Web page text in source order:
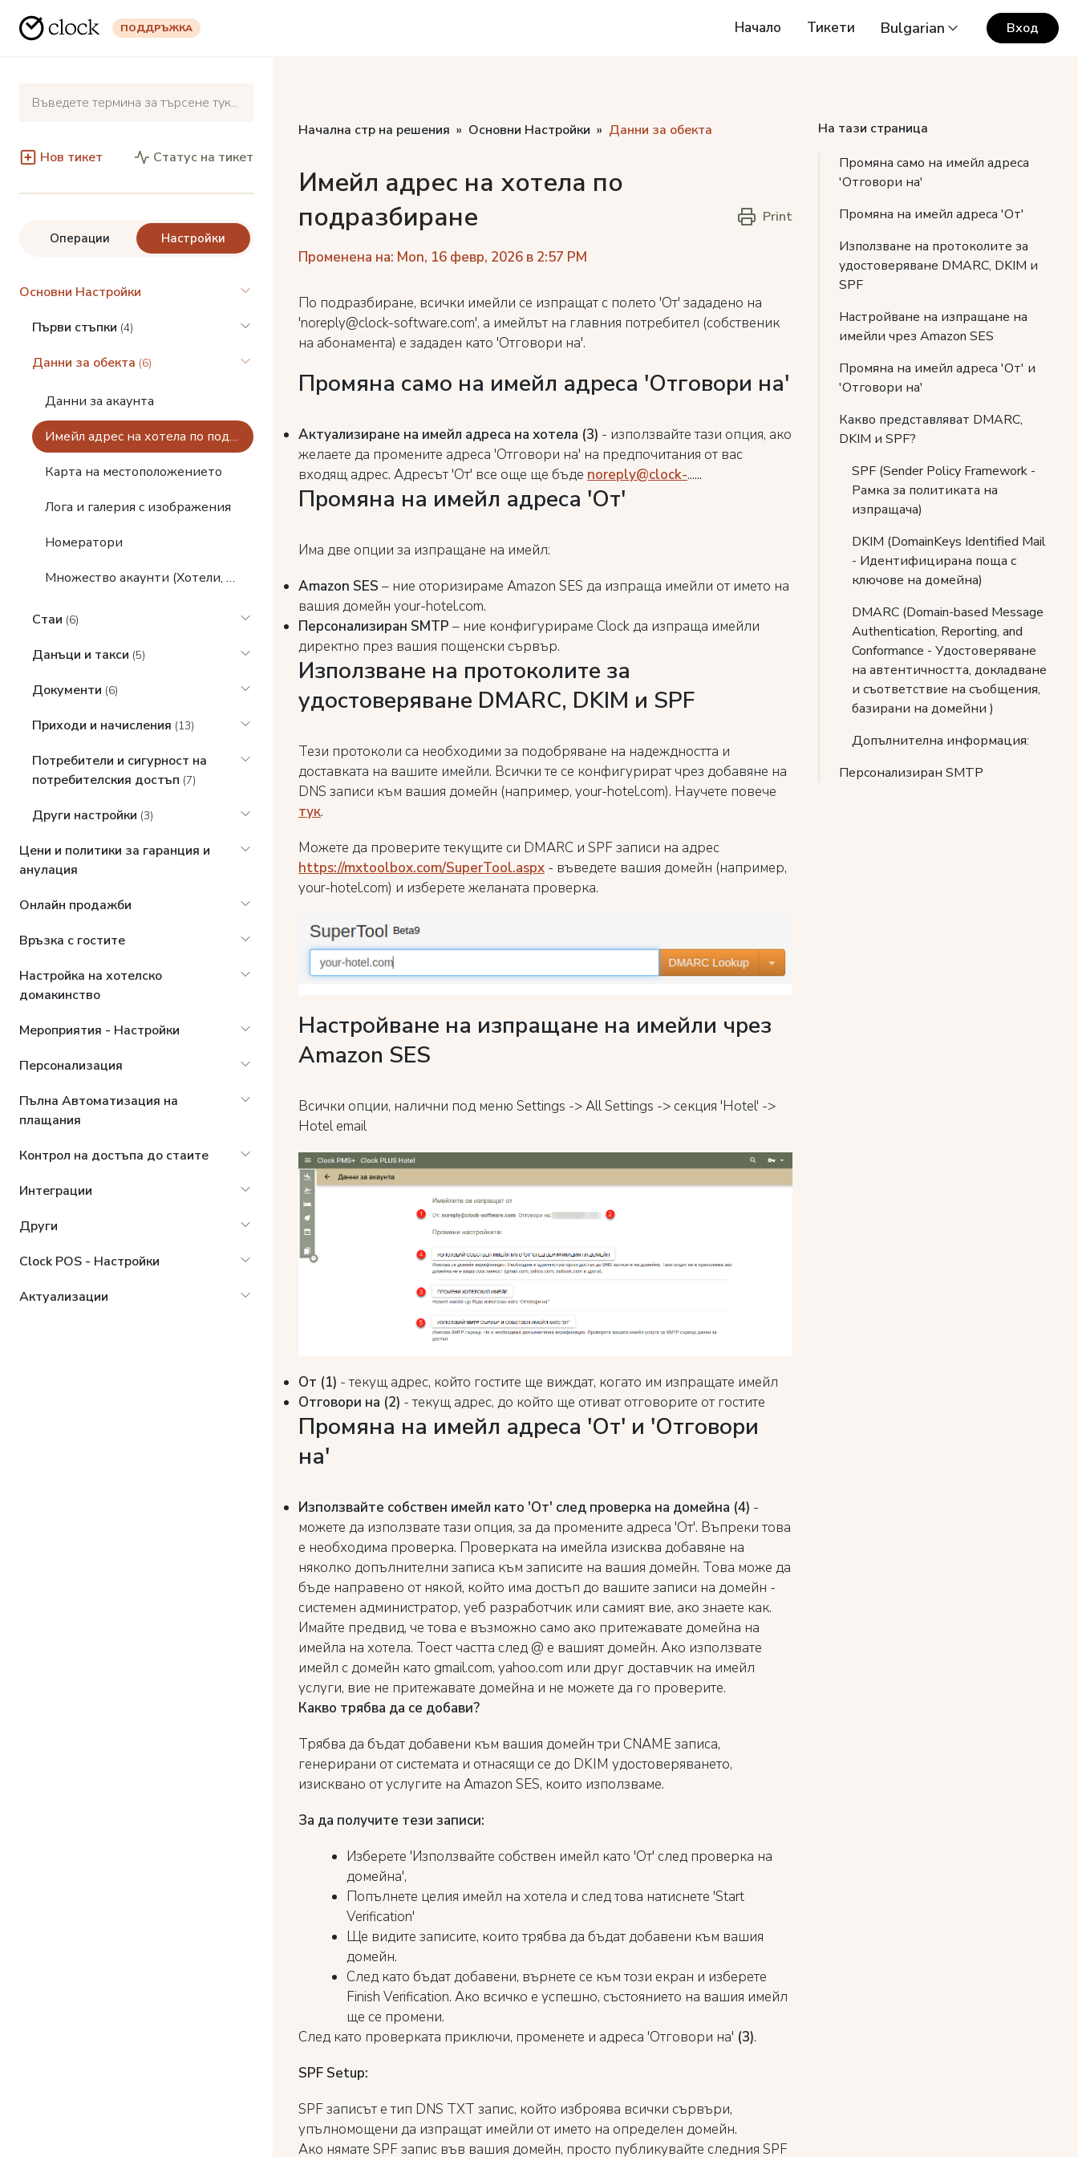
ПОДДРЪЖКА Начало Тикети Bulgarian Вход
Нов тикет Статус на тикет
Операции Настройки
Основни Настройки
Първи стъпки (4)
Данни за обекта (6)
Данни за акаунта
Имейл адрес на хотела по подразбиране
Карта на местоположението
Лога и галерия с изображения
Номератори
Множество акаунти (Хотели, Ресторанти)
Стаи (6)
Данъци и такси (5)
Документи (6)
Приходи и начисления (13)
Потребители и сигурност на
потребителския достъп (7)
Други настройки (3)
Цени и политики за гаранция и
анулация
Онлайн продажби
Връзка с гостите
Настройка на хотелско
домакинство
Мероприятия - Настройки
Персонализация
Пълна Автоматизация на
плащания
Контрол на достъпа до стаите
Интеграции
Други
Clock POS - Настройки
Актуализации
Начална стр на решения Основни Настройки Данни за обекта
Имейл адрес на хотела по
подразбиране
Променена на: Mon, 16 февр, 2026 в 2:57 PM
Print
По подразбиране, всички имейли се изпращат с полето 'От' зададено на
'noreply@clock-software.com', а имейлът на главния потребител (собственик
на абонамента) е зададен като 'Отговори на'.
Промяна само на имейл адреса 'Отговори на'
Актуализиране на имейл адреса на хотела (3) - използвайте тази опция, ако
желаете да промените адреса 'Отговори на' на предпочитания от вас
входящ адрес. Адресът 'От' все още ще бъде noreply@clock-......
Промяна на имейл адреса 'От'
Има две опции за изпращане на имейл:
Amazon SES – ние оторизираме Amazon SES да изпраща имейли от името на
вашия домейн your-hotel.com.
Персонализиран SMTP – ние конфигурираме Clock да изпраща имейли
директно през вашия пощенски сървър.
Използване на протоколите за
удостоверяване DMARC, DKIM и SPF
Тези протоколи са необходими за подобряване на надеждността и
доставката на вашите имейли. Всички те се конфигурират чрез добавяне на
DNS записи към вашия домейн (например, your-hotel.com). Научете повече
тук.
Можете да проверите текущите си DMARC и SPF записи на адрес
https://mxtoolbox.com/SuperTool.aspx - въведете вашия домейн (например,
your-hotel.com) и изберете желаната проверка.
Настройване на изпращане на имейли чрез
Amazon SES
Всички опции, налични под меню Settings -> All Settings -> секция 'Hotel' ->
Hotel email
От (1) - текущ адрес, който гостите ще виждат, когато им изпращате имейл
Отговори на (2) - текущ адрес, до който ще отиват отговорите от гостите
Промяна на имейл адреса 'От' и 'Отговори
на'
Използвайте собствен имейл като 'От' след проверка на домейна (4) -
можете да използвате тази опция, за да промените адреса 'От'. Въпреки това
е необходима проверка. Проверката на имейла изисква добавяне на
няколко допълнителни записа към записите на вашия домейн. Това може да
бъде направено от някой, който има достъп до вашите записи на домейн -
системен администратор, уеб разработчик или самият вие, ако знаете как.
Имайте предвид, че това е възможно само ако притежавате домейна на
имейла на хотела. Тоест частта след @ е вашият домейн. Ако използвате
имейл с домейн като gmail.com, yahoo.com или друг доставчик на имейл
услуги, вие не притежавате домейна и не можете да го проверите.
Какво трябва да се добави?
Трябва да бъдат добавени към вашия домейн три CNAME записа,
генерирани от системата и отнасящи се до DKIM удостоверяването,
изисквано от услугите на Amazon SES, които използваме.
За да получите тези записи:
Изберете 'Използвайте собствен имейл като 'От' след проверка на
домейна',
Попълнете целия имейл на хотела и след това натиснете 'Start
Verification'
Ще видите записите, които трябва да бъдат добавени към вашия
домейн.
След като бъдат добавени, върнете се към този екран и изберете
Finish Verification. Ако всичко е успешно, състоянието на вашия имейл
ще се промени.
След като проверката приключи, променете и адреса 'Отговори на' (3).
SPF Setup:
SPF записът е тип DNS TXT запис, който изброява всички сървъри,
упълномощени да изпращат имейли от името на определен домейн.
Ако нямате SPF запис във вашия домейн, просто публикувайте следния SPF
На тази страница
Промяна само на имейл адреса
'Отговори на'
Промяна на имейл адреса 'От'
Използване на протоколите за
удостоверяване DMARC, DKIM и
SPF
Настройване на изпращане на
имейли чрез Amazon SES
Промяна на имейл адреса 'От' и
'Отговори на'
Какво представляват DMARC,
DKIM и SPF?
SPF (Sender Policy Framework -
Рамка за политиката на
изпращача)
DKIM (DomainKeys Identified Mail
- Идентифицирана поща с
ключове на домейна)
DMARC (Domain-based Message
Authentication, Reporting, and
Conformance - Удостоверяване
на автентичността, докладване
и съответствие на съобщения,
базирани на домейни )
Допълнителна информация:
Персонализиран SMTP